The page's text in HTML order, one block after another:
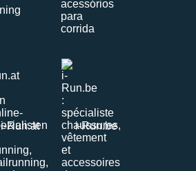
i-Run.at i-Run.be